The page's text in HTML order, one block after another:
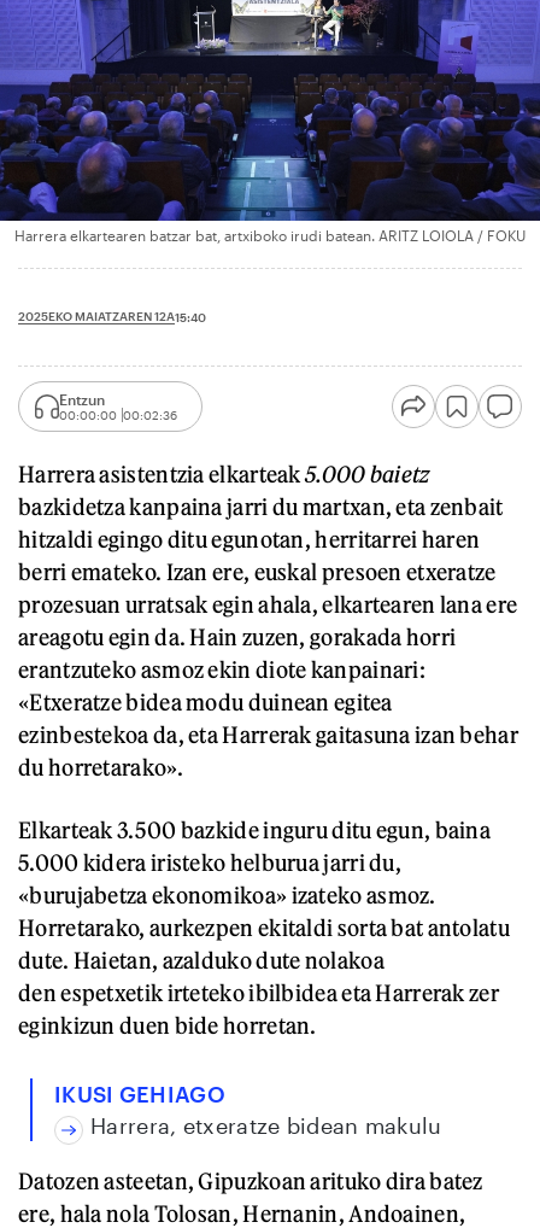
Harrera elkartearen batzar bat, artxiboko irudi batean. ARITZ LOIOLA / FOKU
2025EKO MAIATZAREN 12A15:40
Entzun
00:00:00 00:02:36
Harrera asistentzia elkarteak5.000 baietz
bazkidetza kanpaina jarri du martxan, eta zenbait
hitzaldi egingo ditu egunotan, herritarrei haren
berri emateko. Izan ere, euskal presoen etxeratze
prozesuan urratsak egin ahala, elkartearen lana ere
areagotu egin da. Hain zuzen, gorakada horri
erantzuteko asmoz ekin diote kanpainari:
«Etxeratze bidea modu duinean egitea
ezinbestekoa da, eta Harrerak gaitasuna izan behar
du horretarako».
Elkarteak 3.500 bazkide inguru ditu egun, baina
5.000 kidera iristeko helburua jarri du,
«burujabetza ekonomikoa» izateko asmoz.
Horretarako, aurkezpen ekitaldi sorta bat antolatu
dute. Haietan, azalduko dute nolakoa
den espetxetik irteteko ibilbidea eta Harrerak zer
eginkizun duen bide horretan.
IKUSI GEHIAGO
Harrera, etxeratze bidean makulu
Datozen asteetan, Gipuzkoan arituko dira batez
ere, hala nola Tolosan, Hernanin, Andoainen,